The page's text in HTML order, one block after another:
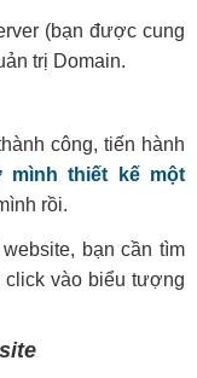
(bạn được cung
trị Domain.
công, tiến hành
mình thiết kế một
rồi.
bạn cần tìm
click vào biểu tượng